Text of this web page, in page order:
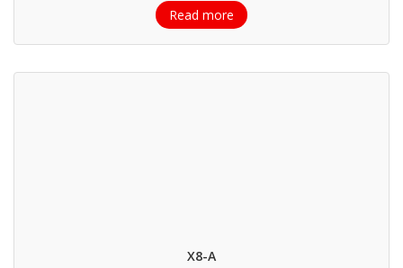
Read more
X8-A